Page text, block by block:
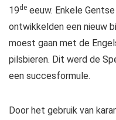
19de eeuw. Enkele
ontwikkelden een nieuw
moest gaan met de
pilsbieren. Dit werd de
een succesformule.
Door het gebruik van